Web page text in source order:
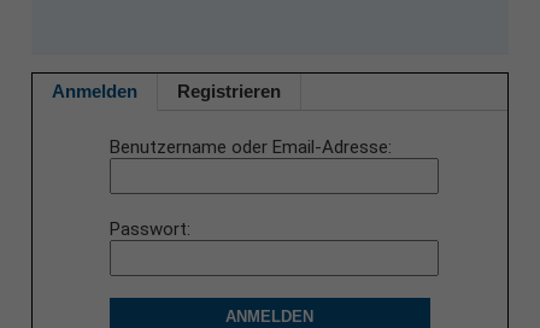
Anmelden Registrieren
Benutzername oder Email-Adresse
Passwort
ANMELDEN